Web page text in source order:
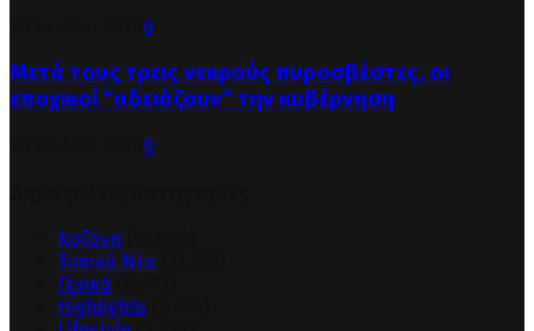
0
Μετά τους τρεις νεκρούς πυροσβέστες, οι
εποχικοί “αδειάζουν” την κυβέρνηση
0
Κοζάνη
Τοπικά Νέα
Γενικά
Highlights